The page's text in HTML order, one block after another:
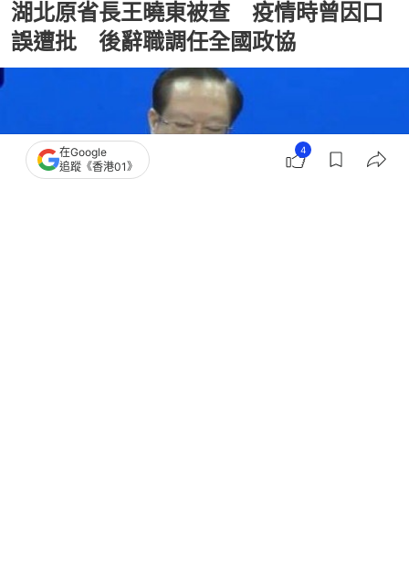
湖北原省長王曉東被查 疫情時曾因口
誤遭批 後辭職調任全國政協
在Google
追蹤《香港01》
4